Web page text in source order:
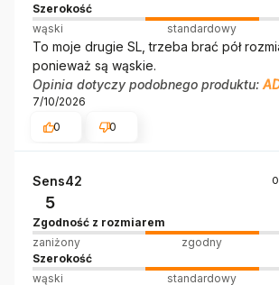
Szerokość
wąski
standardowy
To moje drugie SL, trzeba brać pół
ponieważ są wąskie.
Opinia dotyczy podobnego produktu:
7/10/2026
0
0
Sens42
5
Zgodność z rozmiarem
zaniżony
zgodny
Szerokość
wąski
standardowy